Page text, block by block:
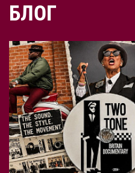
БЛОГ